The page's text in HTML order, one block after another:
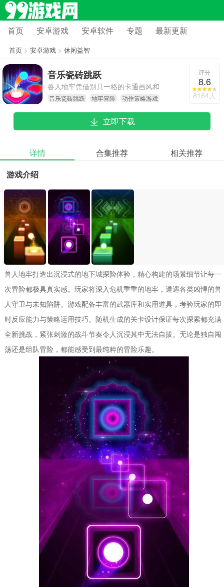
首页 安卓游戏 安卓软件 专题 最新更新
首页> 安卓游戏> 休闲益智
音乐瓷砖跳跃
兽人地牢凭借别具一格的卡通画风和
富有深度的玩法设计，为玩家带来了
一场满是挑战与惊喜的地下城冒险。
不管是偏爱单人闯关的硬核玩家，还
在游戏里寻觅到属于自己的乐趣。每
器，踏入这片神秘的地牢世界，开启
专属于你的传奇征程吧。
音乐瓷砖跳跃 地牢冒险 动作策略游戏
评分
8.6
8164人
立即下载
详情 合集推荐
相关推荐
游戏介绍
兽人地牢打造出沉浸式的地下城探险体验，精心构建的场景细节让每一
次冒险都极具真实感。玩家将深入危机重重的地牢，遭遇各类凶悍的兽
人守卫与未知陷阱。游戏配备丰富的武器库和实用道具，考验玩家的即
时反应能力与策略运用技巧。随机生成的关卡设计保证每次探索都充满
全新挑战，紧张刺激的战斗节奏令人沉浸其中无法自拔。无论是独自闯
荡还是组队冒险，都能感受到最纯粹的冒险乐趣。